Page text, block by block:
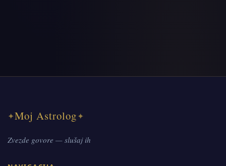
✦Moj Astrolog✦
Zvezde govore — slušaj ih